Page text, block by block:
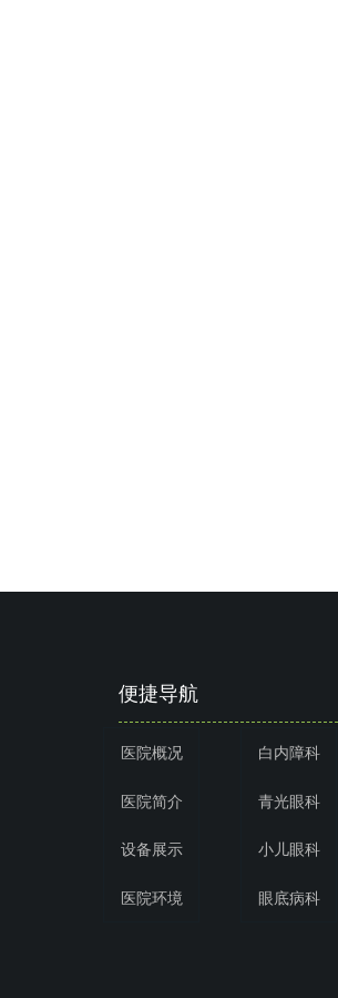
便捷导航
医院概况
医院简介
设备展示
医院环境
白内障科
青光眼科
小儿眼科
眼底病科